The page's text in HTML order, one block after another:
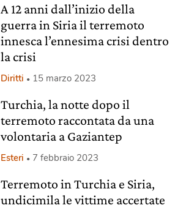
A 12 anni dall’inizio della
guerra in Siria il terremoto
innesca l’ennesima crisi dentro
la crisi
Diritti 15 marzo 2023
Turchia, la notte dopo il
terremoto raccontata da una
volontaria a Gaziantep
Esteri 7 febbraio 2023
Terremoto in Turchia e Siria,
undicimila le vittime accertate